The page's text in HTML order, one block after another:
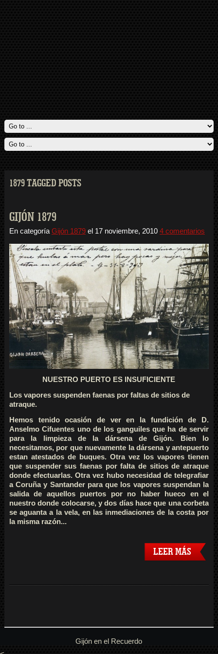
1879 TAGGED POSTS
GIJÓN 1879
En categoría Gijón 1879el 17 noviembre, 2010 4 comentarios
NUESTRO PUERTO ES INSUFICIENTE
Los vapores suspenden faenas por faltas de sitios de
atraque.
Hemos tenido ocasión de ver en la fundición de D.
Anselmo Cifuentes uno de los ganguiles que ha de servir
para la limpieza de la dársena de Gijón.
Bien lo
necesitamos, por que nuevamente la dársena y antepuerto
estan atestados de buques. Otra vez los vapores tienen
que suspender sus faenas por falta de sitios de atraque
donde efectuarlas. Otra vez hubo necesidad de telegrafiar
a Coruña y Santander para que los vapores suspendan la
salida de aquellos puertos por no haber hueco en el
nuestro donde colocarse, y dos días hace que una corbeta
se aguanta a la vela, en las inmediaciones de la costa por
la misma razón...
LEER MÁS
Gijón en el Recuerdo